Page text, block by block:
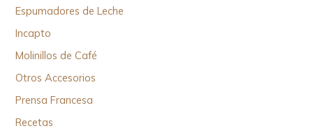
Espumadores de Leche
Incapto
Molinillos de Café
Otros Accesorios
Prensa Francesa
Recetas